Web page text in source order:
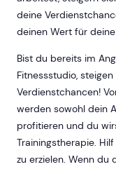
deine
deinen Wert für
Bist du bereits im
Fitnessstudio,
Verdienstchancen!
werden sowohl dein
profitieren und du
Trainingstherapie.
zu erzielen. Wenn du